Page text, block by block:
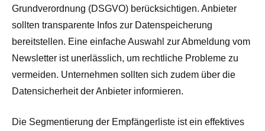
Grundverordnung (DSGVO) berücksichtigen. Anbieter
sollten transparente Infos zur Datenspeicherung
bereitstellen. Eine einfache Auswahl zur Abmeldung vom
Newsletter ist unerlässlich, um rechtliche Probleme zu
vermeiden. Unternehmen sollten sich zudem über die
Datensicherheit der Anbieter informieren.
Die Segmentierung der Empfängerliste ist ein effektives